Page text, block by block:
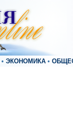
• ЭКОНОМИКА •